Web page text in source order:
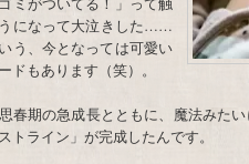
になって大泣きした……
う、今となっては可愛い
ドもあります（笑）。
春期の急成長とともに、魔法みた
トライン」が完成したんです。